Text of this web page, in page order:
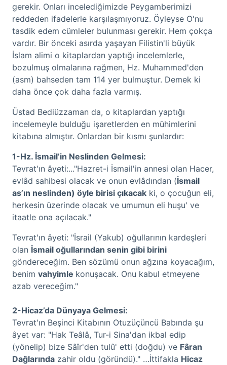
gerekir. Onları incelediğimizde Peygamberimizi
reddeden ifadelerle karşılaşmıyoruz. Öyleyse O'nu
tasdik edem cümleler bulunması gerekir. Hem çokça
vardır. Bir önceki asırda yaşayan Filistin'li büyük
İslam alimi o kitaplardan yaptığı incelemlerle,
bozulmuş olmalarına rağmen, Hz. Muhammed'den
(asm) bahseden tam 114 yer bulmuştur. Demek ki
daha önce çok daha fazla varmış.
Üstad Bediüzzaman da, o kitaplardan yaptığı
incelemeyle bulduğu işaretlerden en mühimlerini
kitabına almıştır. Onlardan bir kısmı şunlardır:
1-Hz. İsmail’in Neslinden Gelmesi:
Tevrat'ın âyeti:..."Hazret-i İsmail'in annesi olan Hacer,
evlâd sahibesi olacak ve onun evlâdından (İsmail
as’ın neslinden) öyle birisi çıkacak ki, o çocuğun eli,
herkesin üzerinde olacak ve umumun eli huşu' ve
itaatle ona açılacak."
Tevrat'ın âyeti: "İsrail (Yakub) oğullarının kardeşleri
olan İsmail oğullarından senin gibi birini
göndereceğim. Ben sözümü onun ağzına koyacağım,
benim vahyimle konuşacak. Onu kabul etmeyene
azab vereceğim."
2-Hicaz’da Dünyaya Gelmesi:
Tevrat'ın Beşinci Kitabının Otuzüçüncü Babında şu
âyet var: "Hak Teâlâ, Tur-i Sina'dan ikbal edip
(yönelip) bize Sâîr'den tulû' etti (doğdu) ve Fâran
Dağlarında zahir oldu (göründü)." …İttifakla Hicaz